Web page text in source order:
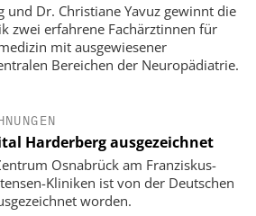
und Dr. Christiane Yavuz gewinnt die
zwei erfahrene Fachärztinnen für
mit ausgewiesener
Bereichen der Neuropädiatrie.
Harderberg ausgezeichnet
Osnabrück am Franziskus-
Kliniken ist von der Deutschen
worden.